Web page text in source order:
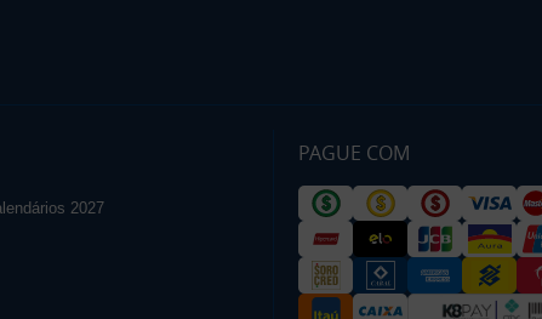
2027
PAGUE COM